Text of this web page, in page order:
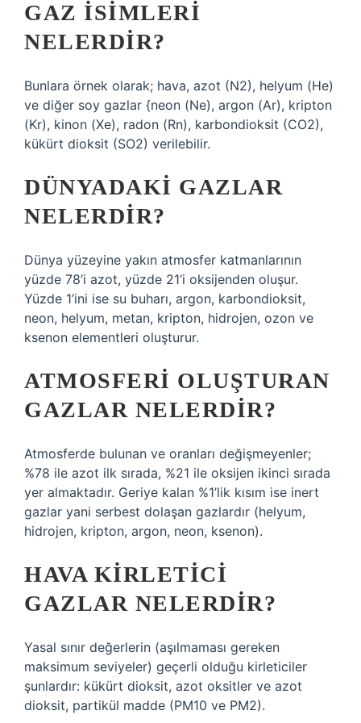
GAZ ISIMLERI
NELERDIR?
Bunlara örnek olarak; hava, azot (N2), helyum (He)
ve diğer soy gazlar {neon (Ne), argon (Ar), kripton
(Kr), kinon (Xe), radon (Rn), karbondioksit (CO2),
kükürt dioksit (SO2) verilebilir.
DÜNYADAKI GAZLAR
NELERDIR?
Dünya yüzeyine yakın atmosfer katmanlarının
yüzde 78’i azot, yüzde 21’i oksijenden oluşur.
Yüzde 1’ini ise su buharı, argon, karbondioksit,
neon, helyum, metan, kripton, hidrojen, ozon ve
ksenon elementleri oluşturur.
ATMOSFERI OLUŞTURAN
GAZLAR NELERDIR?
Atmosferde bulunan ve oranları değişmeyenler;
%78 ile azot ilk sırada, %21 ile oksijen ikinci sırada
yer almaktadır. Geriye kalan %1’lik kısım ise inert
gazlar yani serbest dolaşan gazlardır (helyum,
hidrojen, kripton, argon, neon, ksenon).
HAVA KIRLETICI
GAZLAR NELERDIR?
Yasal sınır değerlerin (aşılmaması gereken
maksimum seviyeler) geçerli olduğu kirleticiler
şunlardır: kükürt dioksit, azot oksitler ve azot
dioksit, partikül madde (PM10 ve PM2).